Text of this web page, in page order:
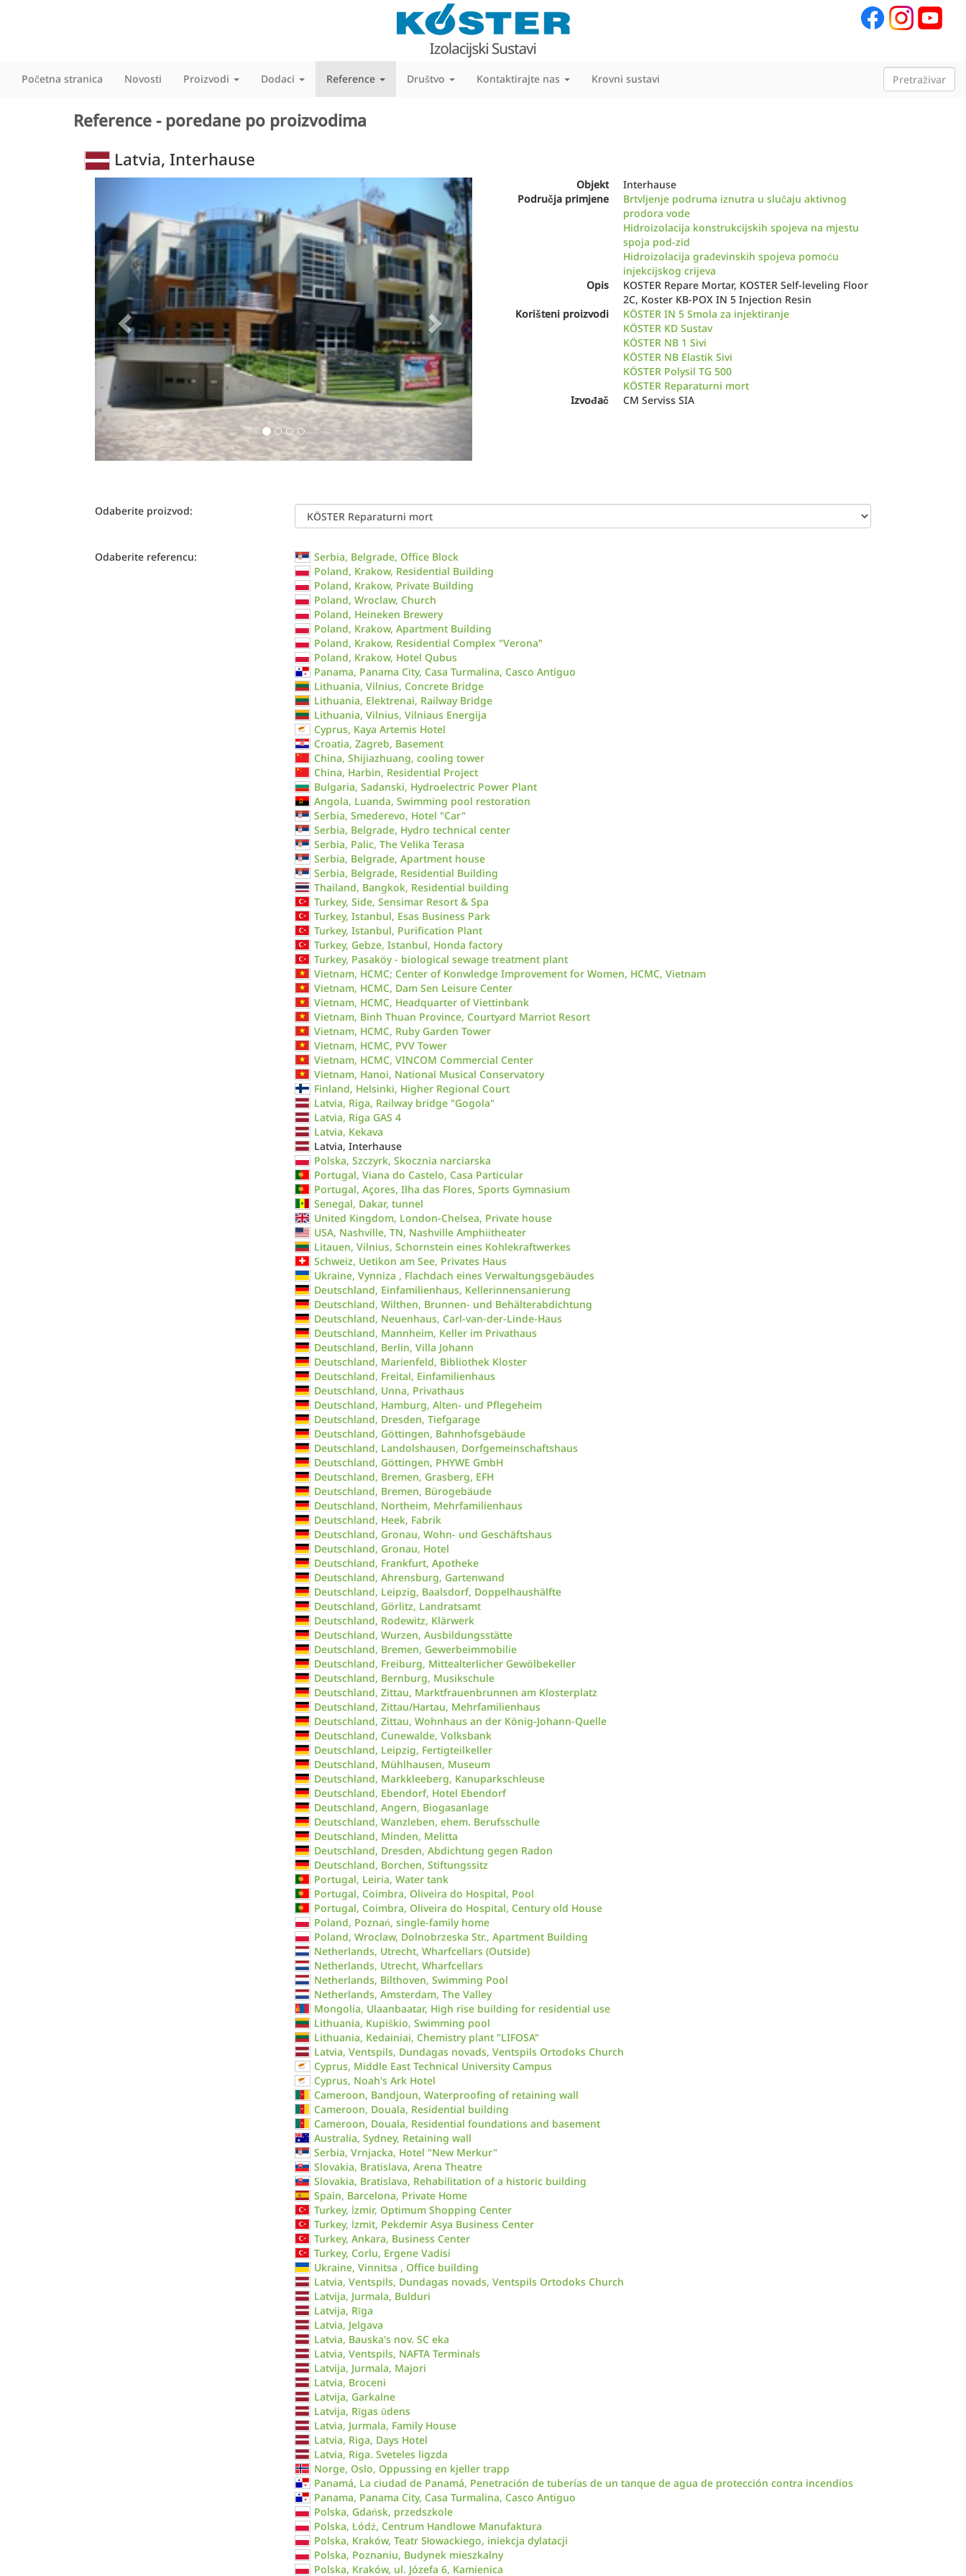
Početna stranica Novosti Proizvodi Dodaci Reference Društvo Kontaktirajte nas Krovni sustavi
Reference - poredane po proizvodima
Latvia, Interhause
Next Objekt
Interhause
Područja primjene
Brtvljenje podruma iznutra u slučaju aktivnog
prodora vode
Hidroizolacija konstrukcijskih spojeva na mjestu
spoja pod-zid
Hidroizolacija građevinskih spojeva pomoću
injekcijskog crijeva
Opis
KOSTER Repare Mortar, KOSTER Self-leveling Floor
2C, Koster KB-POX IN 5 Injection Resin
Korišteni proizvodi
KÖSTER IN 5 Smola za injektiranje
KÖSTER KD Sustav
KÖSTER NB 1 Sivi
KÖSTER NB Elastik Sivi
KÖSTER Polysil TG 500
KÖSTER Reparaturni mort
Izvođač
CM Serviss SIA
Odaberite proizvod:
Odaberite referencu:
Serbia, Belgrade, Office Block
Poland, Krakow, Residential Building
Poland, Krakow, Private Building
Poland, Wroclaw, Church
Poland, Heineken Brewery
Poland, Krakow, Apartment Building
Poland, Krakow, Residential Complex "Verona"
Poland, Krakow, Hotel Qubus
Panama, Panama City, Casa Turmalina, Casco Antiguo
Lithuania, Vilnius, Concrete Bridge
Lithuania, Elektrenai, Railway Bridge
Lithuania, Vilnius, Vilniaus Energija
Cyprus, Kaya Artemis Hotel
Croatia, Zagreb, Basement
China, Shijiazhuang, cooling tower
China, Harbin, Residential Project
Bulgaria, Sadanski, Hydroelectric Power Plant
Angola, Luanda, Swimming pool restoration
Serbia, Smederevo, Hotel "Car"
Serbia, Belgrade, Hydro technical center
Serbia, Palic, The Velika Terasa
Serbia, Belgrade, Apartment house
Serbia, Belgrade, Residential Building
Thailand, Bangkok, Residential building
Turkey, Side, Sensimar Resort & Spa
Turkey, Istanbul, Esas Business Park
Turkey, Istanbul, Purification Plant
Turkey, Gebze, Istanbul, Honda factory
Turkey, Pasaköy - biological sewage treatment plant
Vietnam, HCMC; Center of Konwledge Improvement for Women, HCMC, Vietnam
Vietnam, HCMC, Dam Sen Leisure Center
Vietnam, HCMC, Headquarter of Viettinbank
Vietnam, Binh Thuan Province, Courtyard Marriot Resort
Vietnam, HCMC, Ruby Garden Tower
Vietnam, HCMC, PVV Tower
Vietnam, HCMC, VINCOM Commercial Center
Vietnam, Hanoi, National Musical Conservatory
Finland, Helsinki, Higher Regional Court
Latvia, Riga, Railway bridge "Gogola"
Latvia, Riga GAS 4
Latvia, Kekava
Latvia, Interhause
Polska, Szczyrk, Skocznia narciarska
Portugal, Viana do Castelo, Casa Particular
Portugal, Açores, Ilha das Flores, Sports Gymnasium
Senegal, Dakar, tunnel
United Kingdom, London-Chelsea, Private house
USA, Nashville, TN, Nashville Amphiitheater
Litauen, Vilnius, Schornstein eines Kohlekraftwerkes
Schweiz, Uetikon am See, Privates Haus
Ukraine, Vynniza , Flachdach eines Verwaltungsgebäudes
Deutschland, Einfamilienhaus, Kellerinnensanierung
Deutschland, Wilthen, Brunnen- und Behälterabdichtung
Deutschland, Neuenhaus, Carl-van-der-Linde-Haus
Deutschland, Mannheim, Keller im Privathaus
Deutschland, Berlin, Villa Johann
Deutschland, Marienfeld, Bibliothek Kloster
Deutschland, Freital, Einfamilienhaus
Deutschland, Unna, Privathaus
Deutschland, Hamburg, Alten- und Pflegeheim
Deutschland, Dresden, Tiefgarage
Deutschland, Göttingen, Bahnhofsgebäude
Deutschland, Landolshausen, Dorfgemeinschaftshaus
Deutschland, Göttingen, PHYWE GmbH
Deutschland, Bremen, Grasberg, EFH
Deutschland, Bremen, Bürogebäude
Deutschland, Northeim, Mehrfamilienhaus
Deutschland, Heek, Fabrik
Deutschland, Gronau, Wohn- und Geschäftshaus
Deutschland, Gronau, Hotel
Deutschland, Frankfurt, Apotheke
Deutschland, Ahrensburg, Gartenwand
Deutschland, Leipzig, Baalsdorf, Doppelhaushälfte
Deutschland, Görlitz, Landratsamt
Deutschland, Rodewitz, Klärwerk
Deutschland, Wurzen, Ausbildungsstätte
Deutschland, Bremen, Gewerbeimmobilie
Deutschland, Freiburg, Mittealterlicher Gewölbekeller
Deutschland, Bernburg, Musikschule
Deutschland, Zittau, Marktfrauenbrunnen am Klosterplatz
Deutschland, Zittau/Hartau, Mehrfamilienhaus
Deutschland, Zittau, Wohnhaus an der König-Johann-Quelle
Deutschland, Cunewalde, Volksbank
Deutschland, Leipzig, Fertigteilkeller
Deutschland, Mühlhausen, Museum
Deutschland, Markkleeberg, Kanuparkschleuse
Deutschland, Ebendorf, Hotel Ebendorf
Deutschland, Angern, Biogasanlage
Deutschland, Wanzleben, ehem. Berufsschulle
Deutschland, Minden, Melitta
Deutschland, Dresden, Abdichtung gegen Radon
Deutschland, Borchen, Stiftungssitz
Portugal, Leiria, Water tank
Portugal, Coimbra, Oliveira do Hospital, Pool
Portugal, Coimbra, Oliveira do Hospital, Century old House
Poland, Poznań, single-family home
Poland, Wroclaw, Dolnobrzeska Str., Apartment Building
Netherlands, Utrecht, Wharfcellars (Outside)
Netherlands, Utrecht, Wharfcellars
Netherlands, Bilthoven, Swimming Pool
Netherlands, Amsterdam, The Valley
Mongolia, Ulaanbaatar, High rise building for residential use
Lithuania, Kupiškio, Swimming pool
Lithuania, Kedainiai, Chemistry plant "LIFOSA"
Latvia, Ventspils, Dundagas novads, Ventspils Ortodoks Church
Cyprus, Middle East Technical University Campus
Cyprus, Noah's Ark Hotel
Cameroon, Bandjoun, Waterproofing of retaining wall
Cameroon, Douala, Residential building
Cameroon, Douala, Residential foundations and basement
Australia, Sydney, Retaining wall
Serbia, Vrnjacka, Hotel "New Merkur"
Slovakia, Bratislava, Arena Theatre
Slovakia, Bratislava, Rehabilitation of a historic building
Spain, Barcelona, Private Home
Turkey, İzmir, Optimum Shopping Center
Turkey, İzmit, Pekdemir Asya Business Center
Turkey, Ankara, Business Center
Turkey, Corlu, Ergene Vadisi
Ukraine, Vinnitsa , Office building
Latvia, Ventspils, Dundagas novads, Ventspils Ortodoks Church
Latvija, Jurmala, Bulduri
Latvija, Rīga
Latvia, Jelgava
Latvia, Bauska's nov. SC eka
Latvia, Ventspils, NAFTA Terminals
Latvija, Jurmala, Majori
Latvia, Broceni
Latvija, Garkalne
Latvija, Rīgas ūdens
Latvia, Jurmala, Family House
Latvia, Riga, Days Hotel
Latvia, Riga. Sveteles ligzda
Norge, Oslo, Oppussing en kjeller trapp
Panamá, La ciudad de Panamá, Penetración de tuberías de un tanque de agua de protección contra incendios
Panama, Panama City, Casa Turmalina, Casco Antiguo
Polska, Gdańsk, przedszkole
Polska, Łódź, Centrum Handlowe Manufaktura
Polska, Kraków, Teatr Słowackiego, iniekcja dylatacji
Polska, Poznaniu, Budynek mieszkalny
Polska, Kraków, ul. Józefa 6, Kamienica